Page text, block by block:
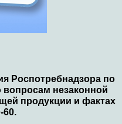
Роспотребнадзора по
незаконной
продукции и фактах
60.